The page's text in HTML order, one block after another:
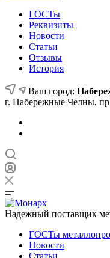
ГОСТы
Реквизиты
Новости
Статьи
Отзывы
История
Ваш город:
г. Набережные Челны,
Надежный поставщик
ГОСТы
Новости
Статьи